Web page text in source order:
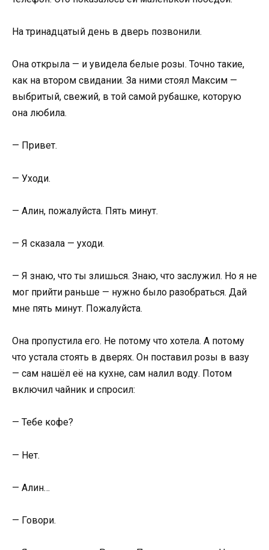
На тринадцатый день в дверь позвонили.
Она открыла — и увидела белые розы. Точно такие,
как на втором свидании. За ними стоял Максим —
выбритый, свежий, в той самой рубашке, которую
она любила.
— Привет.
— Уходи.
— Алин, пожалуйста. Пять минут.
— Я сказала — уходи.
— Я знаю, что ты злишься. Знаю, что заслужил. Но я не
мог прийти раньше — нужно было разобраться. Дай
мне пять минут. Пожалуйста.
Она пропустила его. Не потому что хотела. А потому
что устала стоять в дверях. Он поставил розы в вазу
— сам нашёл её на кухне, сам налил воду. Потом
включил чайник и спросил:
— Тебе кофе?
— Нет.
— Алин…
— Говори.